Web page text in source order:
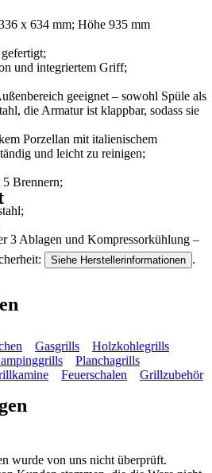
x 634 mm; Höhe 935 mm
und integriertem Griff;
geeignet – sowohl Spüle als
die Armatur ist klappbar, sodass sie
Porzellan mit italienischem
und leicht zu reinigen;
Brennern;
3 Ablagen und Kompressorkühlung –
Siehe Herstellerinformationen .
Gasgrills
Holzkohlegrills
Planchagrills
Feuerschalen Grillzubehör
wurde von uns nicht überprüft.